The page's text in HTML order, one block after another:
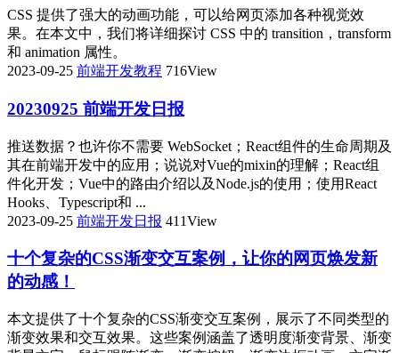
CSS 提供了强大的动画功能，可以给网页添加各种视觉效
果。在本文中，我们将详细探讨 CSS 中的 transition，transform
和 animation 属性。
2023-09-25 前端开发教程 716View
20230925 前端开发日报
推送数据？也许你不需要 WebSocket；React组件的生命周期及
其在前端开发中的应用；说说对Vue的mixin的理解；React组
件化开发；Vue中的路由介绍以及Node.js的使用；使用React
Hooks、Typescript和 ...
2023-09-25 前端开发日报 411View
十个复杂的CSS渐变交互案例，让你的网页焕发新
的动感！
本文提供了十个复杂的CSS渐变交互案例，展示了不同类型的
渐变效果和交互效果。这些案例涵盖了透明度渐变背景、渐变